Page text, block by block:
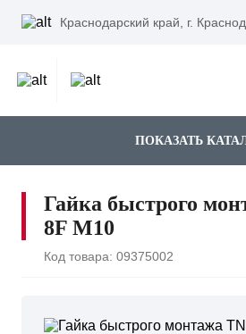
Краснодарский край, г.
ПОКАЗАТЬ
Гайка быстрого
8F M10
Код товара: 09375002